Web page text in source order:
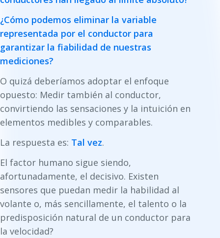
¿Cómo podemos eliminar la variable
representada por el conductor para
garantizar la fiabilidad de nuestras
mediciones?
O quizá deberíamos adoptar el enfoque
opuesto: Medir también al conductor,
convirtiendo las sensaciones y la intuición en
elementos medibles y comparables.
La respuesta es: Tal vez.
El factor humano sigue siendo,
afortunadamente, el decisivo. Existen
sensores que puedan medir la habilidad al
volante o, más sencillamente, el talento o la
predisposición natural de un conductor para
la velocidad?